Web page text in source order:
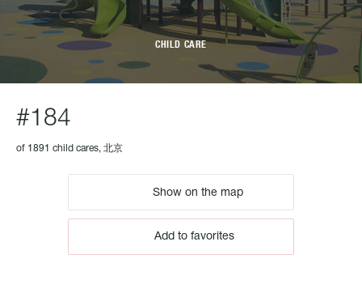
CHILD CARE
#184
of 1891 child cares, 北京
Show on the map
Add to favorites